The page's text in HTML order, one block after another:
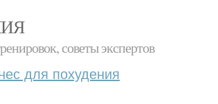
советы экспертов
для похудения